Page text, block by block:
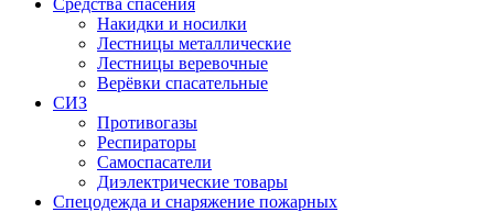
Средства спасения
Накидки и носилки
Лестницы металлические
Лестницы веревочные
Верёвки спасательные
СИЗ
Противогазы
Респираторы
Самоспасатели
Диэлектрические товары
Спецодежда и снаряжение пожарных